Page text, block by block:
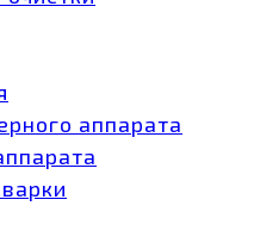
аппарата